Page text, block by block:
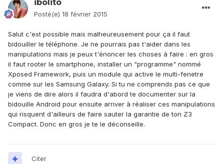
ibolito
Posté(e) 18 février 2015
Salut c'est possible mais malheureusement pour ça il faut
bidouiller le téléphone. Je ne pourrais pas t'aider dans les
manipulations mais je peux t'énoncer les choses à faire : en gros
il faut rooter le smartphone, installer un "programme" nommé
Xposed Framework, puis un module qui active le multi-fenetre
comme sur les Samsung Galaxy. Si tu ne comprends pas ce que
je viens de dire alors il faudra d'abord te documenter sur la
bidouille Android pour ensuite arriver à réaliser ces manipulations
qui risquent d'ailleurs de faire sauter la garantie de ton Z3
Compact. Donc en gros je te le déconseille.
Citer